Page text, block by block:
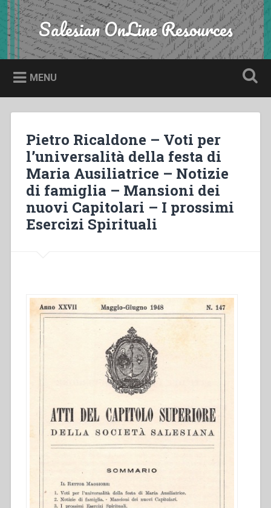
Skip
to
content
Search Salesian OnLine Resources
MENU
Pietro Ricaldone – Voti per
l’universalità della festa di
Maria Ausiliatrice – Notizie
di famiglia – Mansioni dei
nuovi Capitolari – I prossimi
Esercizi Spirituali